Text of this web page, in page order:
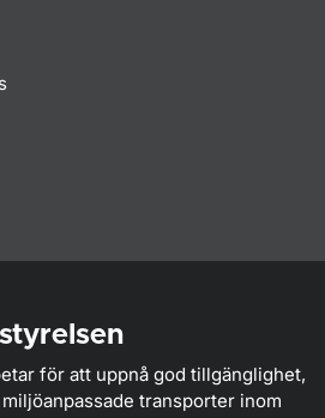
för att uppnå god tillgänglighet,
transporter inom